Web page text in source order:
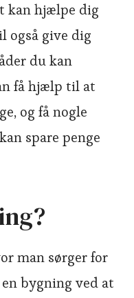
kan hjælpe dig
også give dig
du kan
få hjælp til at
og få nogle
spare penge
man sørger for
bygning ved at